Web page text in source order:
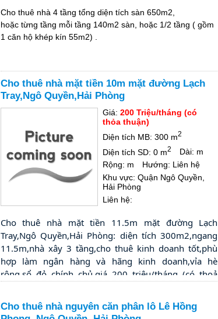
Cho thuê nhà 4 tầng tổng diện tích sàn 650m2,
hoặc từng tầng mỗi tầng 140m2 sàn, hoặc 1/2 tầng ( gồm
1 căn hộ khép kín 55m2) .
Cho thuê nhà mặt tiền 10m mặt đường Lạch
Tray,Ngô Quyền,Hải Phòng
Giá: 200 Triệu/tháng (có
thỏa thuận)
Diện tích MB: 300 m2
Diện tích SD: 0 m2
Dài: m
Rộng: m
Hướng: Liên hệ
Khu vực: Quận Ngô Quyền,
Hải Phòng
Liên hệ:
Cho thuê nhà mặt tiền 11.5m mặt đường Lạch
Tray,Ngô Quyền,Hải Phòng: diện tích 300m2,ngang
11.5m,nhà xây 3 tầng,cho thuê kinh doanh tốt,phù
hợp làm ngân hàng và hãng kinh doanh,vỉa hè
rộng,sổ đỏ chính chủ,giá 200 triệu/tháng (có thoả
Cho thuê nhà nguyên căn phân lô Lê Hồng